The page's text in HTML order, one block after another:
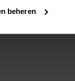
beheren